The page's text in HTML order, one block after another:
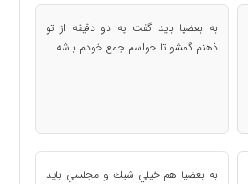
به بعضیا باید گفت یه دو دقیقه از تو
ذهنم گمشو تا حواسم جمع خودم باشه
به بعضيا هم خيلي شيك و مجلسي بايد